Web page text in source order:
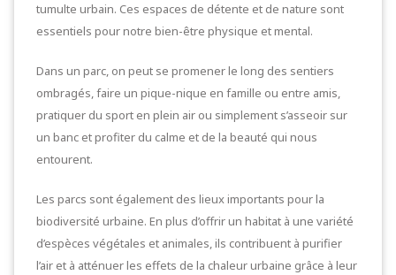
tumulte urbain. Ces espaces de détente et de nature sont
essentiels pour notre bien-être physique et mental.
Dans un parc, on peut se promener le long des sentiers
ombragés, faire un pique-nique en famille ou entre amis,
pratiquer du sport en plein air ou simplement s’asseoir sur
un banc et profiter du calme et de la beauté qui nous
entourent.
Les parcs sont également des lieux importants pour la
biodiversité urbaine. En plus d’offrir un habitat à une variété
d’espèces végétales et animales, ils contribuent à purifier
l’air et à atténuer les effets de la chaleur urbaine grâce à leur